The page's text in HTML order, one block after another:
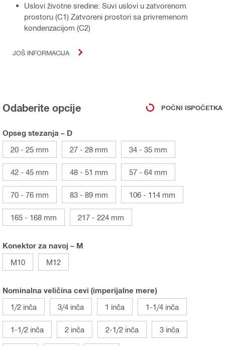
Uslovi životne sredine: Suvi uslovi u zatvorenom
prostoru (C1) Zatvoreni prostori sa privremenom
kondenzacijom (C2)
JOŠ INFORMACIJA
Odaberite opcije POČNI ISPOČETKA
Opseg stezanja – D
20 - 25 mm
27 - 28 mm 34 - 35 mm
42 - 45 mm 48 - 51 mm 57 - 64 mm
70 - 76 mm 83 - 89 mm 106 - 114 mm
165 - 168 mm 217 - 224 mm
Konektor za navoj – M
M10
M12
Nominalna veličina cevi (imperijalne mere)
1/2 inča
3/4 inča 1 inča 1-1/4 inča
1-1/2 inča 2 inča 2-1/2 inča 3 inča